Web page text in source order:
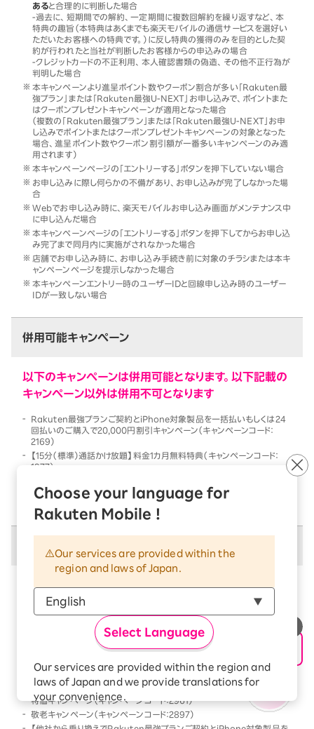
Choose your language for
Rakuten Mobile !
Our services are provided within the
region and laws of Japan.
Select Language
Our services are provided within the region and
laws of Japan and we provide translations for
your convenience.
The Japanese version of our websites and
applications, in which include Rakuten
あると合理的に判断した場合
-過去に、短期間での解約、一定期間に複数回解約を繰り返すなど、本
特典の趣旨（本特典はあくまでも楽天モバイルの通信サービスを選好い
ただいたお客様への特典です。）に反し特典の獲得のみを目的とした契
約が行われたと当社が判断したお客様からの申込みの場合
-クレジットカードの不正利用、本人確認書類の偽造、その他不正行為が
判明した場合
本キャンペーンより進呈ポイント数やクーポン割合が多い「Rakuten最
強プラン」または「Rakuten最強U-NEXT」お申し込みで、ポイントまた
はクーポンプレゼントキャンペーンが適用となった場合
（複数の「Rakuten最強プラン」または「Rakuten最強U-NEXT」お申
し込みでポイントまたはクーポンプレゼントキャンペーンの対象となった
場合、進呈ポイント数やクーポン割引額が一番多いキャンペーンのみ適
用されます）
本キャンペーンページの「エントリーする」ボタンを押下していない場合
お申し込みに際し何らかの不備があり、お申し込みが完了しなかった場
合
Webでお申し込み時に、楽天モバイルお申し込み画面がメンテナンス中
に申し込んだ場合
本キャンペーンページの「エントリーする」ボタンを押下してからお申し込
み完了まで同月内に実施がされなかった場合
店舗でお申し込み時に、お申し込み手続き前に対象のチラシまたは本キ
ャンペーンページを提示しなかった場合
本キャンペーンエントリー時のユーザーIDと回線申し込み時のユーザー
IDが一致しない場合
併用可能キャンペーン
以下のキャンペーンは併用可能となります。以下記載の
キャンペーン以外は併用不可となります
Rakuten最強プランご契約とiPhone対象製品を一括払いもしくは24
回払いのご購入で20,000円割引キャンペーン（キャンペーンコード：
2169）
【15分（標準）通話かけ放題】料金1カ月無料特典（キャンペーンコード：
1977）
括払いもしくは24回払いのご購入で割引キャンペーン（キャンペーンコー
以下のキャンペーンは、併用不可となります
本キャンペーン条件を満たす前、または満たした後に、
以下のキャンペーンの条件を満たした場合には、以下の
キャンペーンのみが優先的に適用となります
Rakutenオリジナル製品 1円キャンペーン（キャンペーンコード：2808）
「Rakuten最強プラン契約＆Android買い替え超トクプログラム利用」
特価キャンペーン（キャンペーンコード：2961）
敬老キャンペーン（キャンペーンコード：2897）